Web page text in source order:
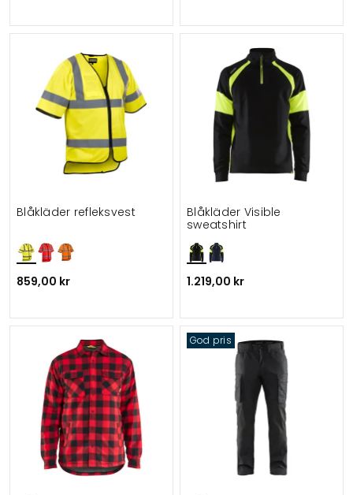
Blåkläder refleksvest
859,00 kr
Blåkläder Visible
sweatshirt
1.219,00 kr
God pris